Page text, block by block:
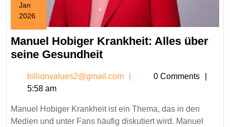
Jan
2026
17,
2026
Manuel Hobiger Krankheit: Alles über
seine GesundheitManuel
Krankheit:
über
seine
billionvalues2@gmail.com
0 Comments
5:58 am
Manuel Hobiger Krankheit ist ein Thema, das in den
Medien und unter Fans häufig diskutiert wird. Manuel